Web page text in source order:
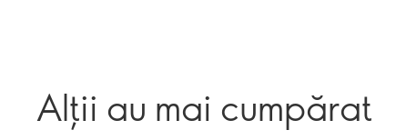
Alții au mai cumpărat